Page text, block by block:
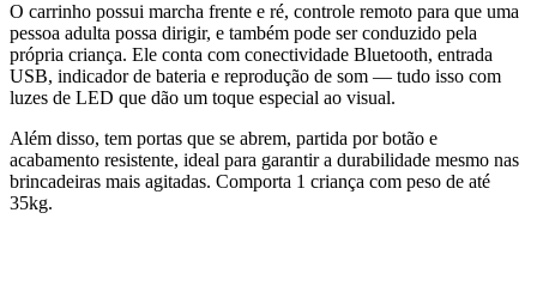
O carrinho possui marcha frente e ré, controle remoto para que uma
pessoa adulta possa dirigir, e também pode ser conduzido pela
própria criança. Ele conta com conectividade Bluetooth, entrada
USB, indicador de bateria e reprodução de som — tudo isso com
luzes de LED que dão um toque especial ao visual.
Além disso, tem portas que se abrem, partida por botão e
acabamento resistente, ideal para garantir a durabilidade mesmo nas
brincadeiras mais agitadas. Comporta 1 criança com peso de até
35kg.